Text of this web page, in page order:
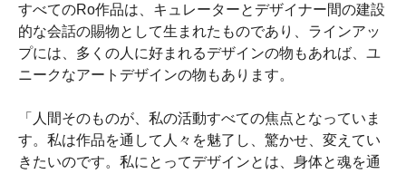
すべてのRo作品は、キュレーターとデザイナー間の建設
的な会話の賜物として生まれたものであり、ラインアッ
プには、多くの人に好まれるデザインの物もあれば、ユ
ニークなアートデザインの物もあります。
「人間そのものが、私の活動すべての焦点となっていま
す。私は作品を通して人々を魅了し、驚かせ、変えてい
きたいのです。私にとってデザインとは、身体と魂を通